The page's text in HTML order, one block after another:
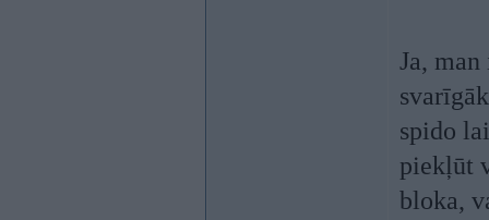
Ja,
spido
piekļūt
bloka,